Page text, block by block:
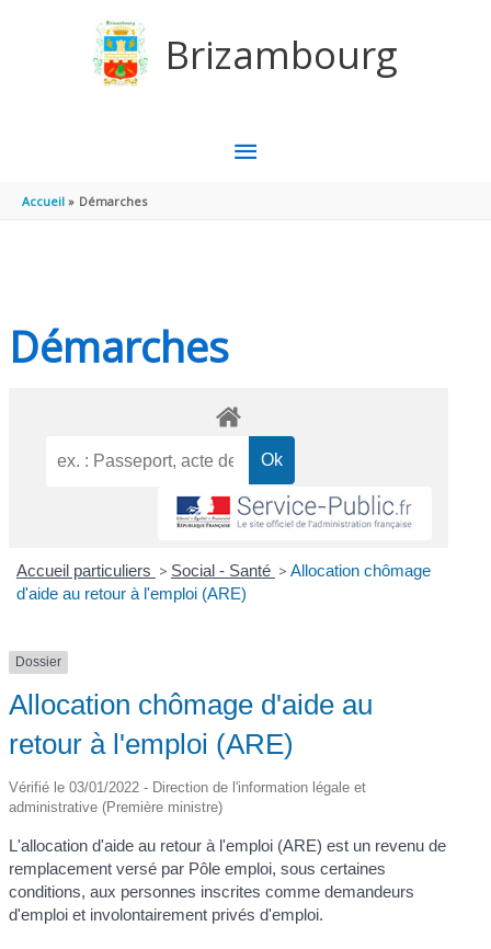
Brizambourg
MENU
Accueil Démarches
Démarches
Accueil particuliers > Social - Santé > Allocation chômage
d'aide au retour à l'emploi (ARE)
Dossier
Allocation chômage d'aide au
retour à l'emploi (ARE)
Vérifié le 03/01/2022 - Direction de l'information légale et
administrative (Première ministre)
L'allocation d'aide au retour à l'emploi (ARE) est un revenu de
remplacement versé par Pôle emploi, sous certaines
conditions, aux personnes inscrites comme demandeurs
d'emploi et involontairement privés d'emploi.